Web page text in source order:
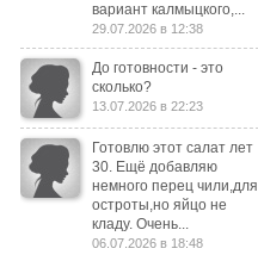
вариант калмыцкого,...
29.07.2026 в 12:38
До готовности - это
сколько?
13.07.2026 в 22:23
Готовлю этот салат лет
30. Ещё добавляю
немного перец чили,для
остроты,но яйцо не
кладу. Очень...
06.07.2026 в 18:48